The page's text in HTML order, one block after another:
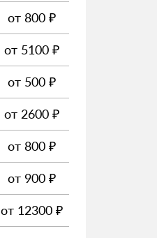
от 800 ₽
от 5100 ₽
от 500 ₽
от 2600 ₽
от 800 ₽
от 900 ₽
от 12300 ₽